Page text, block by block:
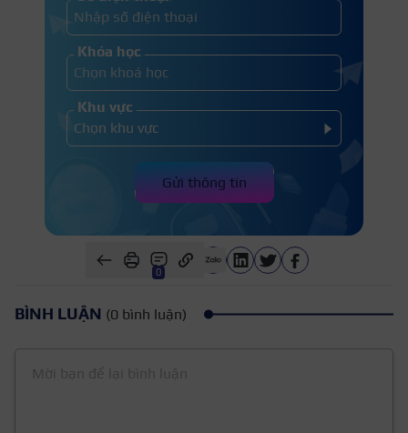
Khóa học
Khu vực
Gửi thông tin
0
BÌNH LUẬN (0 bình luận)